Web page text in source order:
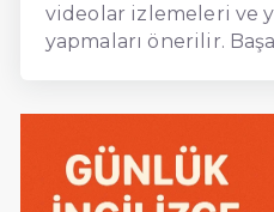
videolar izlemeleri ve
yapmaları önerilir.